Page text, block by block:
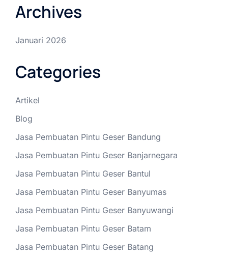
Archives
Januari 2026
Categories
Artikel
Blog
Jasa Pembuatan Pintu Geser Bandung
Jasa Pembuatan Pintu Geser Banjarnegara
Jasa Pembuatan Pintu Geser Bantul
Jasa Pembuatan Pintu Geser Banyumas
Jasa Pembuatan Pintu Geser Banyuwangi
Jasa Pembuatan Pintu Geser Batam
Jasa Pembuatan Pintu Geser Batang